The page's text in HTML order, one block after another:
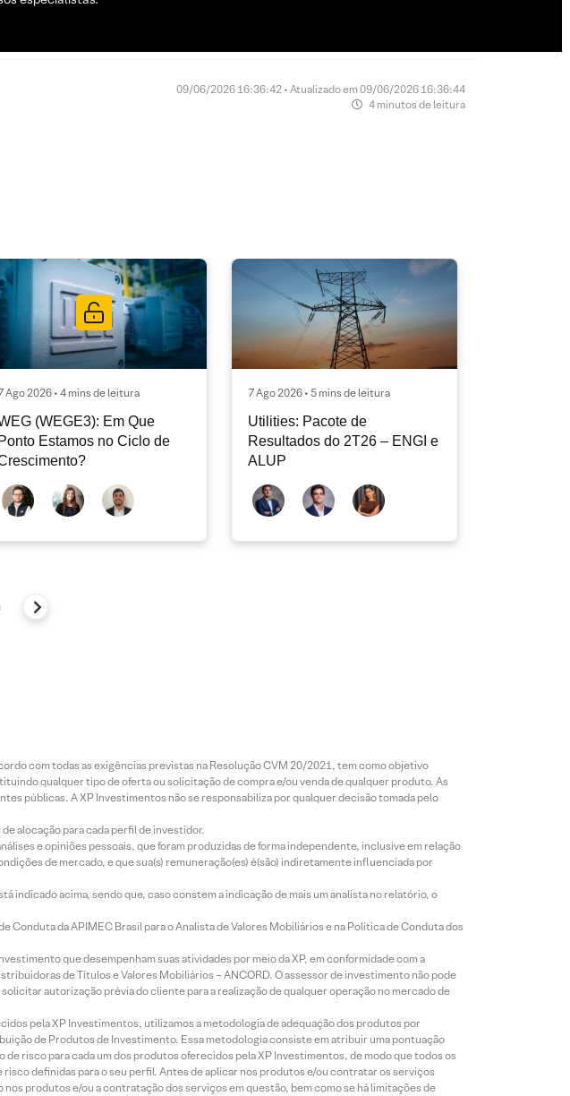
09/06/2026 16:36:42 • Atualizado em 09/06/2026 16:36:44
4 minutos de leitura
Ago 2026 • 4 mins de leitura
(WEGE3): Em Que
Ponto Estamos no Ciclo de
7 Ago 2026 • 5 mins de leitura
Utilities: Pacote de
Resultados do 2T26 – ENGI e
ALUP
com todas as exigências previstas na Resolução CVM 20/2021, tem como objetivo
qualquer tipo de oferta ou solicitação de compra e/ou venda de qualquer produto. As
públicas. A XP Investimentos não se responsabiliza por qualquer decisão tomada pelo
alocação para cada perfil de investidor.
e opiniões pessoais, que foram produzidas de forma independente, inclusive em relação
de mercado, e que sua(s) remuneração(es) é(são) indiretamente influenciada por
acima, sendo que, caso constem a indicação de mais um analista no relatório, o
da APIMEC Brasil para o Analista de Valores Mobiliários e na Política de Conduta dos
que desempenham suas atividades por meio da XP, em conformidade com a
de Títulos e Valores Mobiliários – ANCORD. O assessor de investimento não pode
autorização prévia do cliente para a realização de qualquer operação no mercado de
pela XP Investimentos, utilizamos a metodologia de adequação dos produtos por
de Produtos de Investimento. Essa metodologia consiste em atribuir uma pontuação
risco para cada um dos produtos oferecidos pela XP Investimentos, de modo que todos os
definidas para o seu perfil. Antes de aplicar nos produtos e/ou contratar os serviços
produtos e/ou a contratação dos serviços em questão, bem como se há limitações de